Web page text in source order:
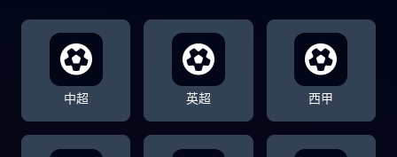
中超 英超 西甲